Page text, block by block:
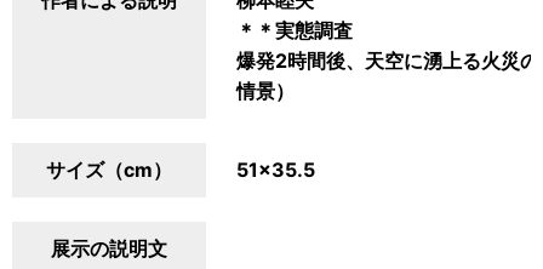
＊＊実態調査
爆発2時間後、天空に湧上る火災
情景）
サイズ（cm） 51×35.5
展示の説明文